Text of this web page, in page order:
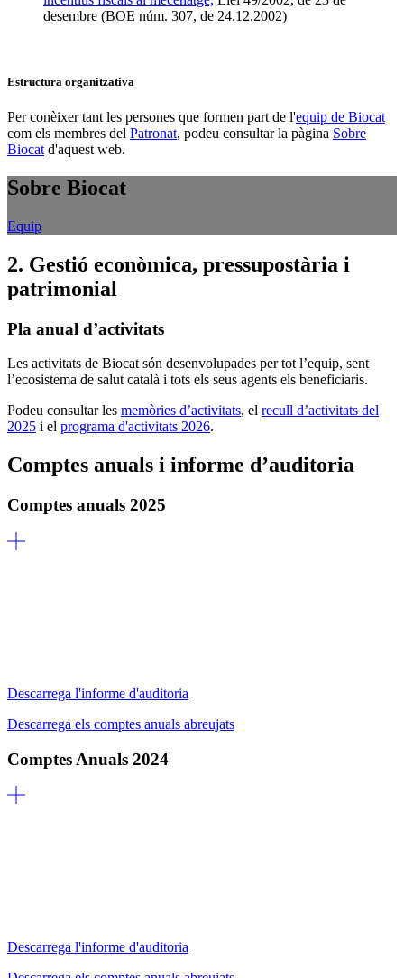
desembre (BOE núm. 307, de 24.12.2002)
Estructura organitzativa
Per conèixer tant les persones que formen part de l'equip de Biocat
com els membres del Patronat, podeu consultar la pàgina Sobre
Biocat d'aquest web.
Sobre Biocat
Equip
2. Gestió econòmica, pressupostària i
patrimonial
Pla anual d’activitats
Les activitats de Biocat són desenvolupades per tot l’equip, sent
l’ecosistema de salut català i tots els seus agents els beneficiaris.
Podeu consultar les memòries d’activitats, el recull d’activitats del
2025 i el programa d'activitats 2026.
Comptes anuals i informe d’auditoria
Comptes anuals 2025
Descarrega l'informe d'auditoria
Descarrega els comptes anuals abreujats
Comptes Anuals 2024
Descarrega l'informe d'auditoria